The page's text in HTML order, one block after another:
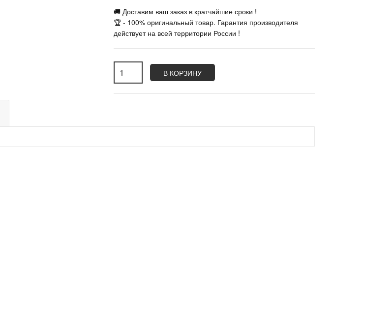
🚚 Доставим ваш заказ в кратчайшие сроки !
🏆 - 100% оригинальный товар. Гарантия производителя
действует на всей территории России !
В КОРЗИНУ